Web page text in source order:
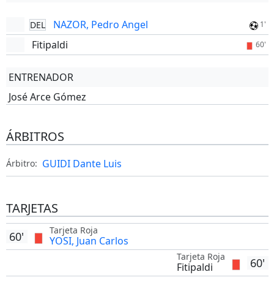
DEL NAZOR, Pedro Angel 1'
Fitipaldi 60'
ENTRENADOR
José Arce Gómez
ÁRBITROS
Árbitro: GUIDI Dante Luis
TARJETAS
Tarjeta Roja
YOSI, Juan Carlos
60'
60'
Tarjeta Roja
Fitipaldi